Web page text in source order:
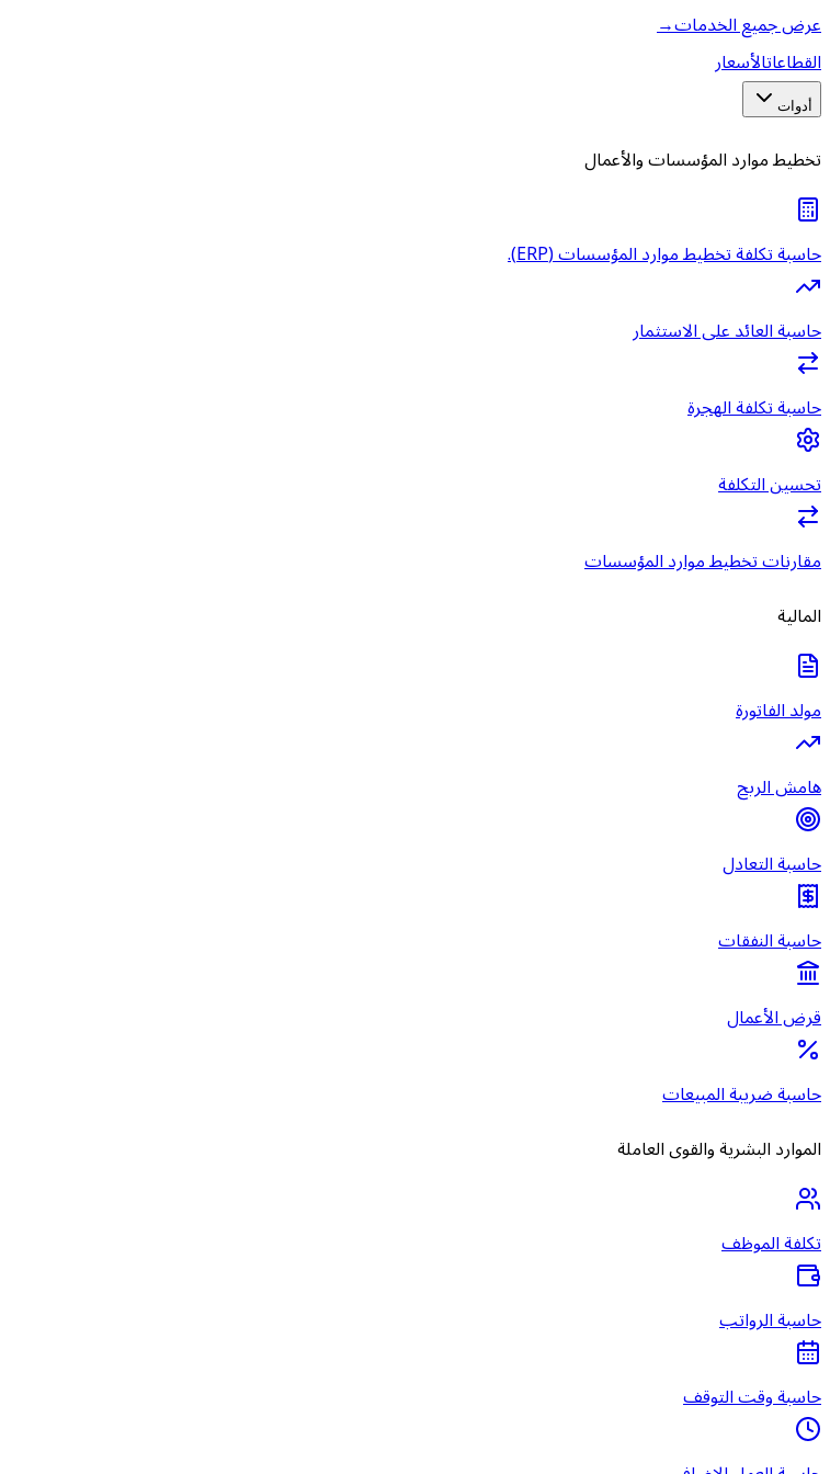
عرض جميع الخدمات→
القطاعاتالأسعار
أدوات
تخطيط موارد المؤسسات والأعمال
حاسبة تكلفة تخطيط موارد المؤسسات (ERP).
حاسبة العائد على الاستثمار
حاسبة تكلفة الهجرة
تحسين التكلفة
مقارنات تخطيط موارد المؤسسات
المالية
مولد الفاتورة
هامش الربح
حاسبة التعادل
حاسبة النفقات
قرض الأعمال
حاسبة ضريبة المبيعات
الموارد البشرية والقوى العاملة
تكلفة الموظف
حاسبة الرواتب
حاسبة وقت التوقف